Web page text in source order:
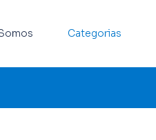
Categorias